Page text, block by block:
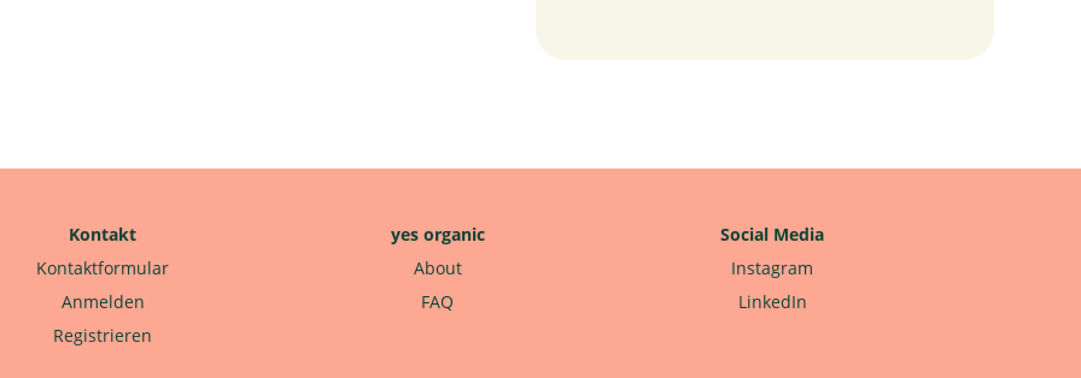
Kontakt
Kontaktformular
Anmelden
Registrieren
yes organic
About
FAQ
Social Media
Instagram
LinkedIn